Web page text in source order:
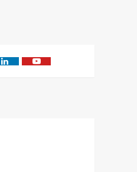
LinkedinYoutube